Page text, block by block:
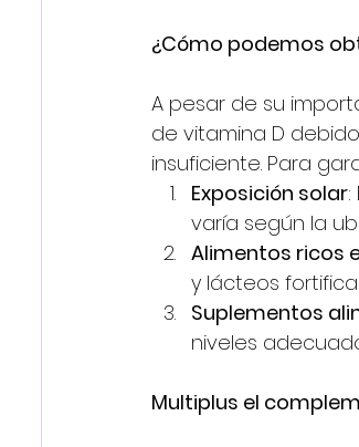
¿Cómo podemos
A pesar de su
de vitamina D
insuficiente. Para
Exposición solar
varía según la
Alimentos ricos
y lácteos
Suplementos
niveles
Multiplus el